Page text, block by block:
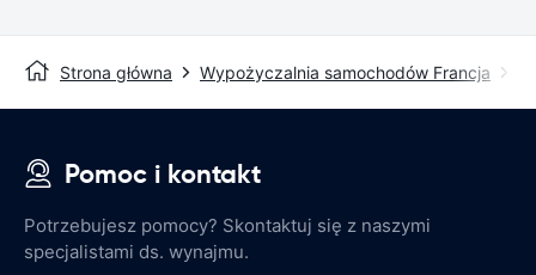
Strona główna Wypożyczalnia samochodów Francja
Pomoc i kontakt
Potrzebujesz pomocy? Skontaktuj się z naszymi
specjalistami ds. wynajmu.